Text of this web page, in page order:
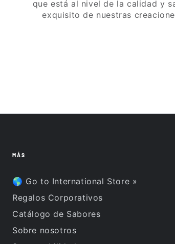
que está al nivel de la calidad y
exquisito de nuestras
MÁS
🌎 Go to International Store »
Regalos Corporativos
Catálogo de Sabores
Sobre nosotros